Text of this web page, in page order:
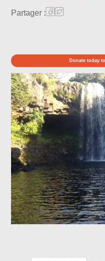
Partager :
Donate today